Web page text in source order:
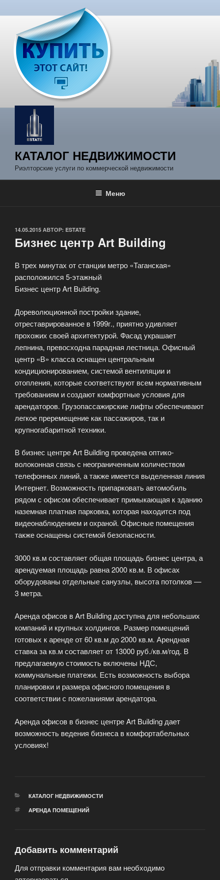
к
содержимому
КАТАЛОГ НЕДВИЖИМОСТИ
Риэлторские услуги по коммерческой недвижимости
Меню
ОПУБЛИКОВАНО
14.05.2015 АВТОР: ESTATE
Бизнес центр Art Building
В трех минутах от станции метро «Таганская»
расположился 5-этажный
Бизнес центр Art Building.
Дореволюционной постройки здание,
отреставрированное в 1999г., приятно удивляет
прохожих своей архитектурой. Фасад украшает
лепнина, превосходна парадная лестница. Офисный
центр «В» класса оснащен центральным
кондиционированием, системой вентиляции и
отопления, которые соответствуют всем нормативным
требованиям и создают комфортные условия для
арендаторов. Грузопассажирские лифты обеспечивают
легкое преремещение как пассажиров, так и
крупногабаритной техники.
В бизнес центре Art Building проведена оптико-
волоконная связь с неограниченным количеством
телефонных линий, а также имеется выделенная линия
Интернет. Возможность припарковать автомобиль
рядом с офисом обеспечивает примыкающая к зданию
наземная платная парковка, которая находится под
видеонаблюдением и охраной. Офисные помещения
также оснащены системой безопасности.
3000 кв.м составляет общая площадь бизнес центра, а
арендуемая площадь равна 2000 кв.м. В офисах
оборудованы отдельные санузлы, высота потолков —
3 метра.
Аренда офисов в Art Building доступна для небольших
компаний и крупных холдингов. Размер помещений
готовых к аренде от 60 кв.м до 2000 кв.м. Арендная
ставка за кв.м составляет от 13000 руб./кв.м/год. В
предлагаемую стоимость включены НДС,
коммунальные платежи. Есть возможность выбора
планировки и размера офисного помещения в
соответствии с пожеланиями арендатора.
Аренда офисов в бизнес центре Art Building дает
возможность ведения бизнеса в комфортабельных
условиях!
РУБРИКИ
КАТАЛОГ НЕДВИЖИМОСТИ
МЕТКИ
АРЕНДА ПОМЕЩЕНИЙ
Добавить комментарий
Для отправки комментария вам необходимо